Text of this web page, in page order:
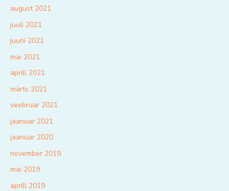
august 2021
juuli 2021
juuni 2021
mai 2021
aprill 2021
märts 2021
veebruar 2021
jaanuar 2021
jaanuar 2020
november 2019
mai 2019
aprill 2019